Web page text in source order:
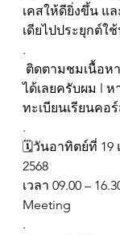
เคสให้ดียิ่งขึ้น แ
เดียไปประยุกต์ใ
.
ติดตามชมเนื้อห
ได้เลยครับผม l
ทะเบียนเรียนคอ
.
🗓วันอาทิตย์ที่ 19
2568
เวลา 09.00 –
Meeting
.